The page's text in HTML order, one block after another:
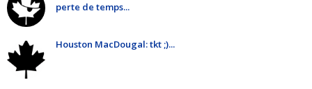
perte de temps...
Houston MacDougal: tkt ;)...